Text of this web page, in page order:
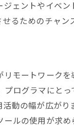
ェントやイベン
るためのチャン
モートワーク
ログラマにと
動の幅が広がり
ルの使用が求め